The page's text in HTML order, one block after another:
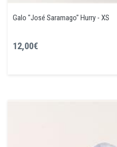
Galo "José Saramago" Hurry - XS
12,00€